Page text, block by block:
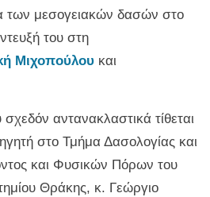
των μεσογειακών δασών στο
του στη
Μιχοπούλου και
αντανακλαστικά τίθεται
στο Τμήμα Δασολογίας και
και Φυσικών Πόρων του
Θράκης, κ. Γεώργιο